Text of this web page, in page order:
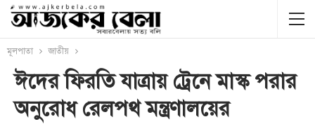
মূলপাতা জাতীয়
ঈদের ফিরতি যাত্রায় ট্রেনে মাস্ক পরার
অনুরোধ রেলপথ মন্ত্রণালয়ের